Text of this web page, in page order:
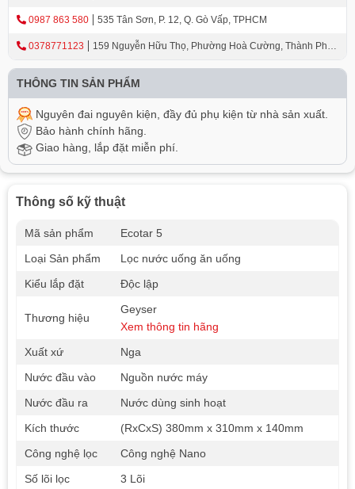
0987 863 580 535 Tân Sơn, P. 12, Q. Gò Vấp, TPHCM
0378771123
159 Nguyễn Hữu Thọ, Phường Hoà Cường, Thành Phố
THÔNG TIN SẢN PHẨM
Nguyên đai nguyên kiện, đầy đủ phụ kiện từ nhà sản xuất.
Bảo hành chính hãng.
Giao hàng, lắp đặt miễn phí.
Thông số kỹ thuật
Mã sản phẩm
Ecotar 5
Loại Sản phẩm
Lọc nước uống ăn uống
Kiểu lắp đặt
Độc lập
Thương hiệu
Geyser
Xem thông tin hãng
Xuất xứ
Nga
Nước đầu vào
Nguồn nước máy
Nước đầu ra
Nước dùng sinh hoạt
Kích thước
(RxCxS) 380mm х 310mm х 140mm
Công nghệ lọc
Công nghệ Nano
Số lõi lọc
3 Lõi